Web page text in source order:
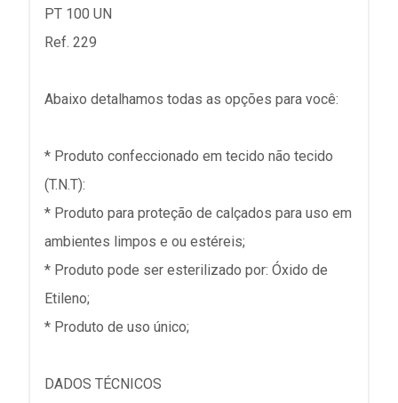
PT 100 UN
Ref. 229
Abaixo detalhamos todas as opções para você:
* Produto confeccionado em tecido não tecido
(T.N.T):
* Produto para proteção de calçados para uso em
ambientes limpos e ou estéreis;
* Produto pode ser esterilizado por: Óxido de
Etileno;
* Produto de uso único;
DADOS TÉCNICOS